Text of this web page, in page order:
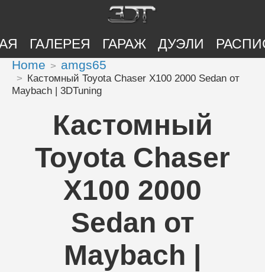
ГАЛЕРЕЯ ГАРАЖ ДУЭЛИ
Home amgs65
Кастомный Toyota Chaser X100 2000 Sedan от
Maybach | 3DTuning
Кастомный
Toyota Chaser
X100 2000
Sedan от
Maybach |